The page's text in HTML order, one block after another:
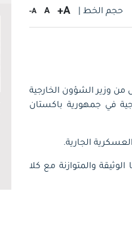
حجم الخط | A+
A
A-
من وزير الشؤون الخارجية
في جمهورية باكستان
الجارية.
والمتوازنة مع كلا